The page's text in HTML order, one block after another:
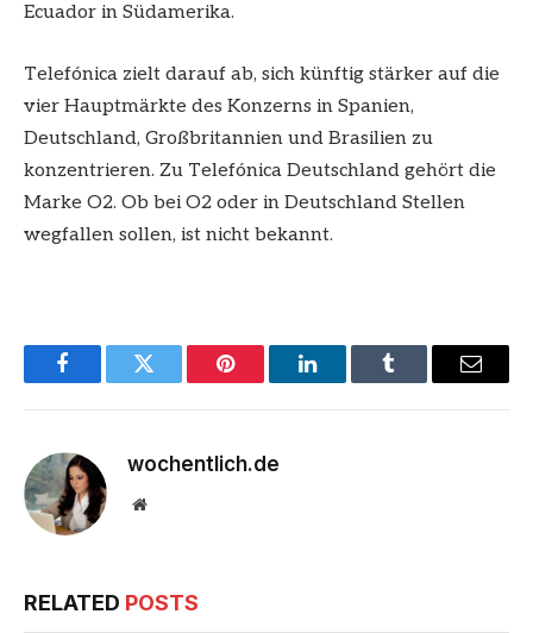
Ecuador in Südamerika.
Telefónica zielt darauf ab, sich künftig stärker auf die
vier Hauptmärkte des Konzerns in Spanien,
Deutschland, Großbritannien und Brasilien zu
konzentrieren. Zu Telefónica Deutschland gehört die
Marke O2. Ob bei O2 oder in Deutschland Stellen
wegfallen sollen, ist nicht bekannt.
FacebookTwitter Pinterest LinkedInTumblr Email
wochentlich.de
Website
RELATED POSTS